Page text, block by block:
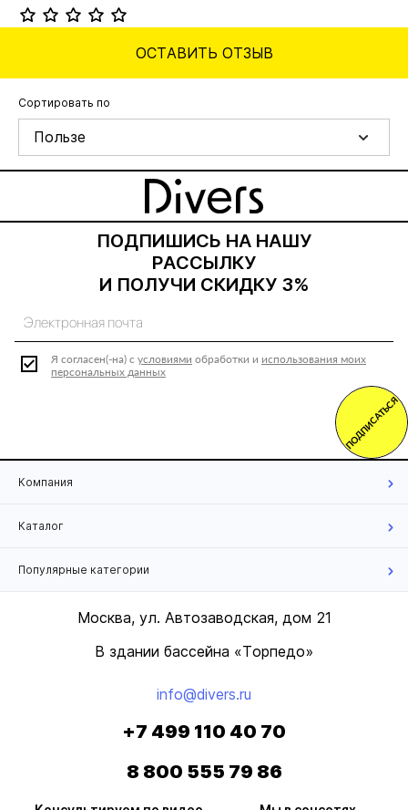
ОСТАВИТЬ ОТЗЫВ
Сортировать по
Пользе
ПОДПИШИСЬ НА НАШУ
РАССЫЛКУ
И ПОЛУЧИ СКИДКУ 3%
Я согласен(-на) с условиями обработки и использования моих
персональных данных
ПОДПИСАТЬСЯ
Компания
Каталог
Популярные категории
Москва, ул. Автозаводская, дом 21
В здании бассейна «Торпедо»
info@divers.ru
+7 499 110 40 70
8 800 555 79 86